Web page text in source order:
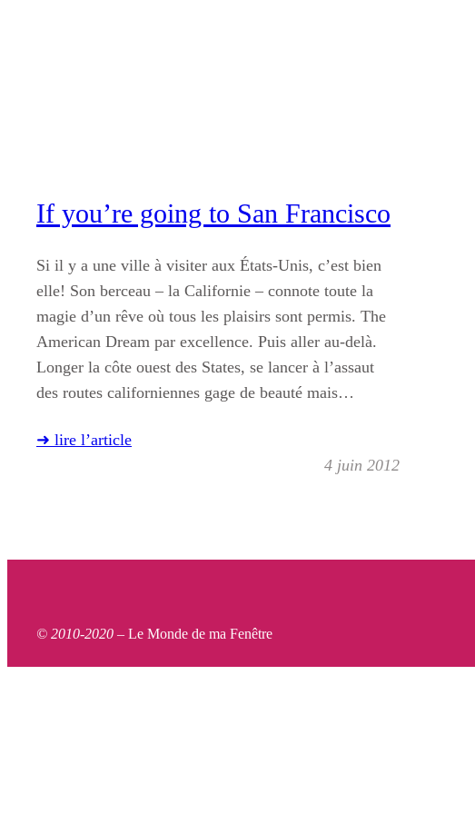
If you’re going to San Francisco
Si il y a une ville à visiter aux États-Unis, c’est bien
elle! Son berceau – la Californie – connote toute la
magie d’un rêve où tous les plaisirs sont permis. The
American Dream par excellence. Puis aller au-delà.
Longer la côte ouest des States, se lancer à l’assaut
des routes californiennes gage de beauté mais…
➜ lire l’article
4 juin 2012
© 2010-2020 – Le Monde de ma Fenêtre